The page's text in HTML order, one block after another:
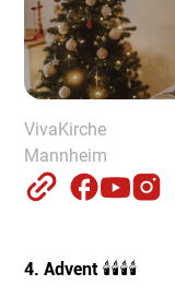
VivaKirche
Mannheim
4. Advent 🕯️🕯️🕯️🕯️